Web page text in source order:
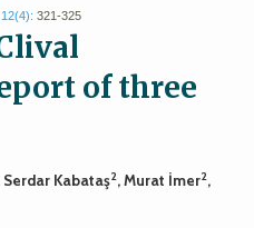
321-325
of three
Serdar Kabataş2, Murat İmer2,